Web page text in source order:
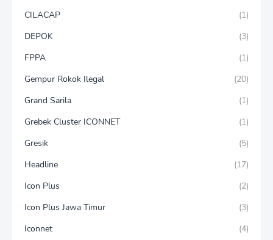
CILACAP
(1)
DEPOK
(3)
FPPA
(1)
Gempur Rokok Ilegal
(20)
Grand Sarila
(1)
Grebek Cluster ICONNET
(1)
Gresik
(5)
Headline
(17)
Icon Plus
(2)
Icon Plus Jawa Timur
(3)
Iconnet
(4)